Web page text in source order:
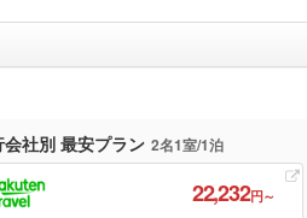
会社別 最安プラン 2名1室/1泊
22,232円～